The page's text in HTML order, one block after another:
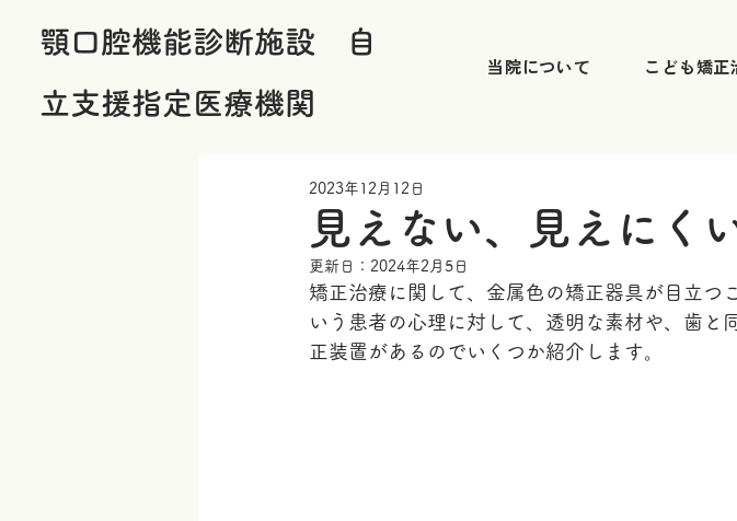
当院について こども矯正
顎口腔機能診断施設 自
立支援指定医療機関
見えない、見えにく
2023年12月12日
更新日： 2024年2月5日
矯正治療に関して、金属色の矯正器具が目立つ
いう患者の心理に対して、透明な素材や、歯と
正装置があるのでいくつか紹介します。